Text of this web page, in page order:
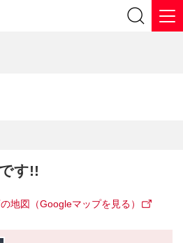
す!!
地図（Googleマップを見る）